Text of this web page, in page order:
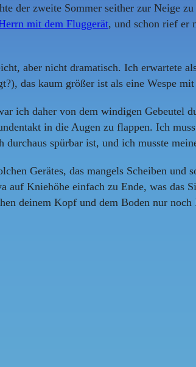
der zweite Sommer seither zur Neige
mit dem Fluggerät, und schon rief er
aber nicht dramatisch. Ich erwartete
das kaum größer ist als eine Wespe
ich daher von dem windigen Gebeutel
in die Augen zu flappen. Ich
spürbar ist, und ich musste
Gerätes, das mangels Scheiben und
Kniehöhe einfach zu Ende, was das
deinem Kopf und dem Boden nur noch